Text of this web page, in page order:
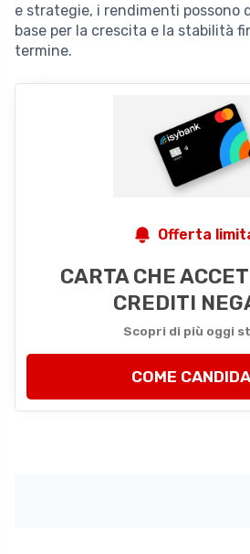
e strategie, i rendimenti possono
base per la crescita e la stabilità
termine.
Offerta
CARTA CHE
CREDITI
Scopri di più oggi
COME